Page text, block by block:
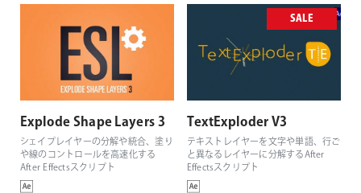
Explode Shape Layers 3
シェイプレイヤーの分解や統合、塗り
や線のコントロールを高速化する
After Effectsスクリプト
SALE
TextExploder V3
テキストレイヤーを文字や単語、行ご
と異なるレイヤーに分解するAfter
Effectsスクリプト